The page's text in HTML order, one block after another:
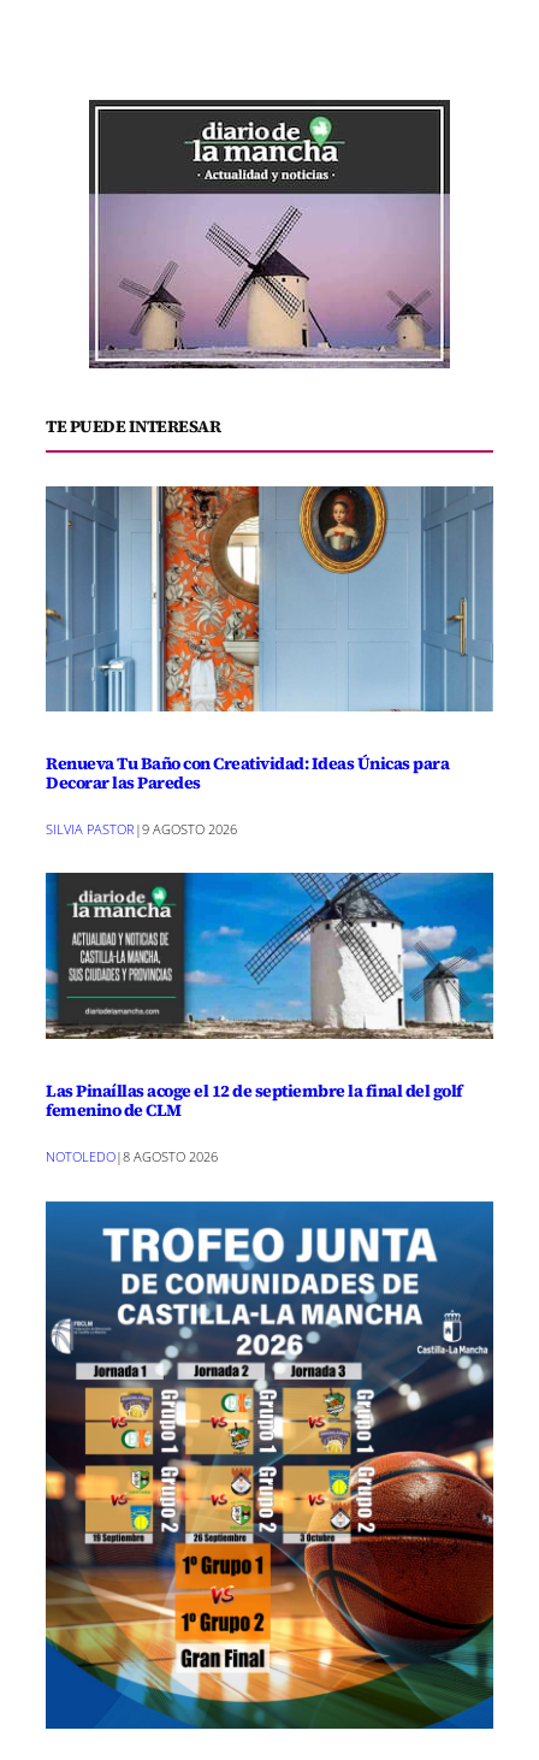
TE PUEDE INTERESAR
Renueva Tu Baño con Creatividad: Ideas Únicas para
Decorar las Paredes
SILVIA PASTOR |9 AGOSTO 2026
Las Pinaíllas acoge el 12 de septiembre la final del golf
femenino de CLM
NOTOLEDO|8 AGOSTO 2026